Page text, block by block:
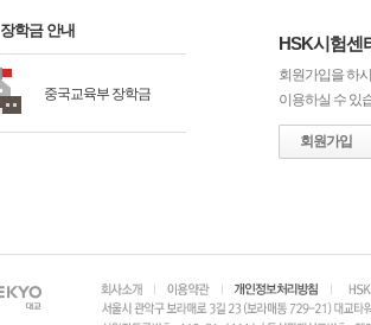
장학금 안내
중국교육부 장학금
HSK시험센
회원가입을 하
이용하실 수 있
회원가입